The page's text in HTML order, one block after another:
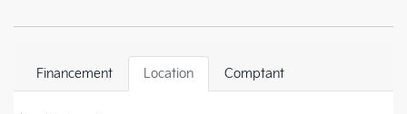
Financement Location Comptant